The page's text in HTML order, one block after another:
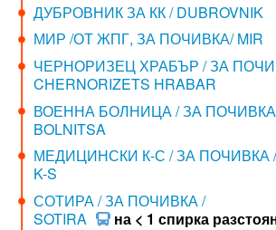
ДУБРОВНИК ЗА КК / DUBROVNIK
МИР /ОТ ЖПГ, ЗА ПОЧИВКА/ MIR
ЧЕРНОРИЗЕЦ ХРАБЪР / ЗА
CHERNORIZETS HRABAR
ВОЕННА БОЛНИЦА / ЗА ПОЧИВКА
BOLNITSA
МЕДИЦИНСКИ К-С / ЗА ПОЧИВКА /
K-S
СОТИРА / ЗА ПОЧИВКА /
SOTIRA
на < 1 спирка